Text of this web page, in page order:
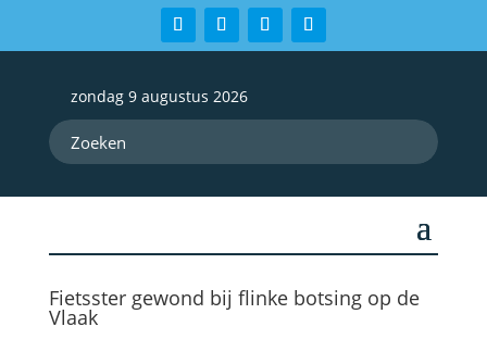
zondag 9 augustus 2026
Fietsster gewond bij flinke botsing op de
Vlaak